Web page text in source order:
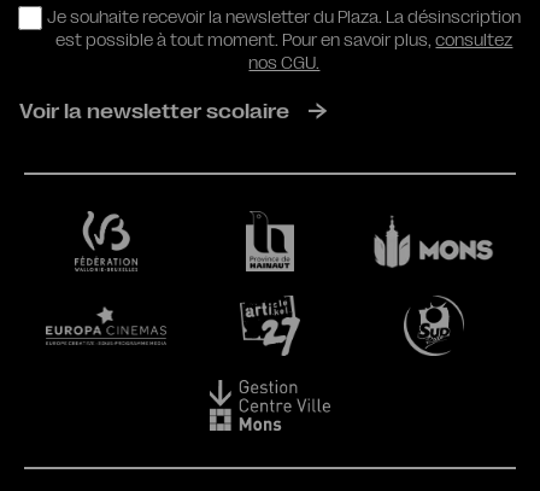
RGPD
Je souhaite recevoir la newsletter du Plaza. La désinscription
est possible à tout moment. Pour en savoir plus,consultez
nos CGU.
Voir la newsletter scolaire